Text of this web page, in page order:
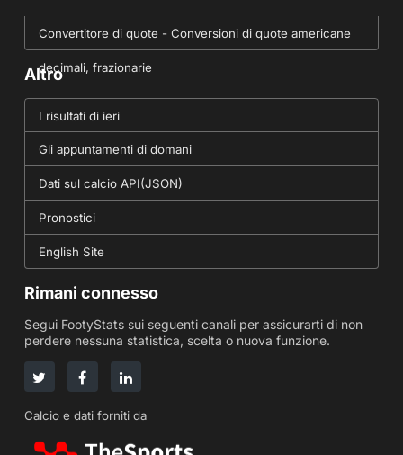
Convertitore di quote - Conversioni di quote americane
decimali, frazionarie
Altro
I risultati di ieri
Gli appuntamenti di domani
Dati sul calcio API(JSON)
Pronostici
English Site
Rimani connesso
Segui FootyStats sui seguenti canali per assicurarti di non
perdere nessuna statistica, scelta o nuova funzione.
Calcio e dati forniti da